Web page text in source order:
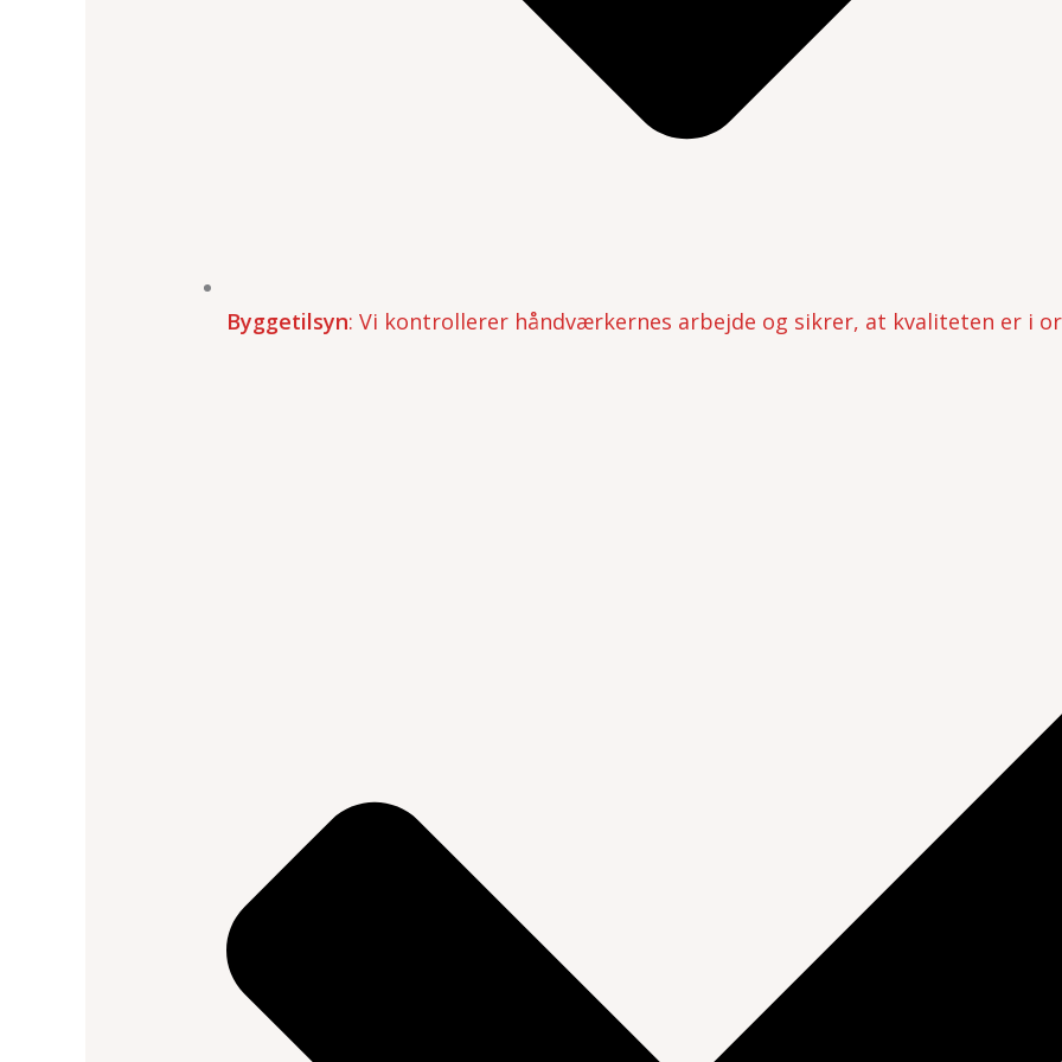
Byggetilsyn: Vi kontrollerer håndværkernes arbejde og sikrer, at kvaliteten er i